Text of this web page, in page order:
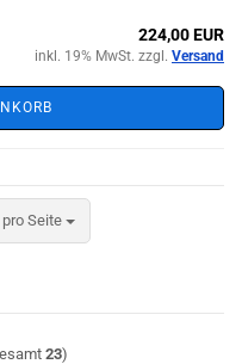
224,00 EUR
inkl. 19% MwSt. zzgl. Versand
Seite
Seite
23)